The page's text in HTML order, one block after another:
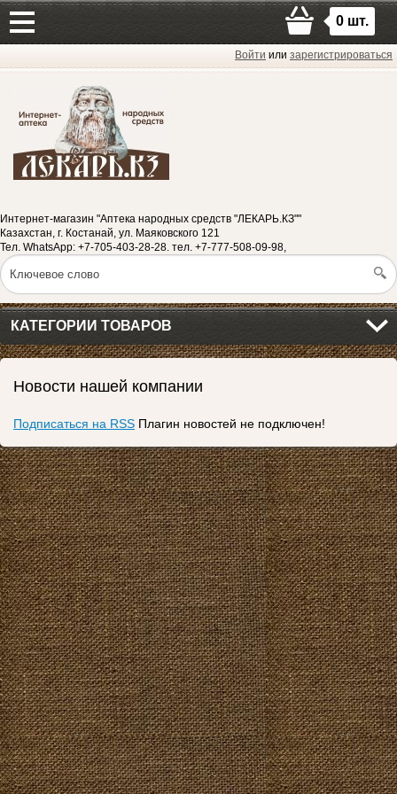
Войти или зарегистрироваться
Интернет-магазин "Аптека народных средств "ЛЕКАРЬ.КЗ""
Казахстан, г. Костанай, ул. Маяковского 121
Тел. WhatsApp: +7-705-403-28-28. тел. +7-777-508-09-98,
0 шт.
КАТЕГОРИИ ТОВАРОВ
Новости нашей компании
Подписаться на RSS Плагин новостей не подключен!